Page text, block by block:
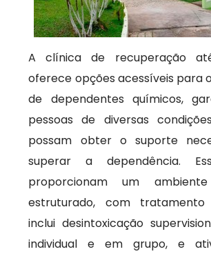
A clínica de recuperação
oferece opções acessíveis para
de dependentes químicos,
pessoas de diversas
possam obter o suporte
superar a dependência.
proporcionam um
estruturado, com
inclui desintoxicação
individual e em grupo, e